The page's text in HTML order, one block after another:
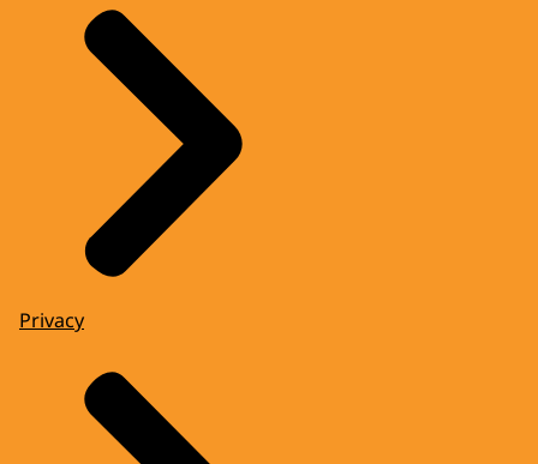
Privacy